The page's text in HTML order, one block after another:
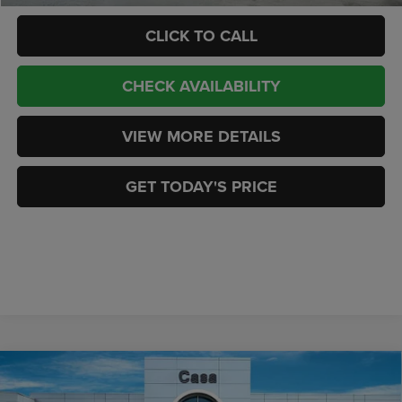
CLICK TO CALL
CHECK AVAILABILITY
VIEW MORE DETAILS
GET TODAY'S PRICE
2026 RAM 2500BIG HORN CREW CAB 4X4 6'4'
BOX
$72,433 $8,926
Compare Vehicle